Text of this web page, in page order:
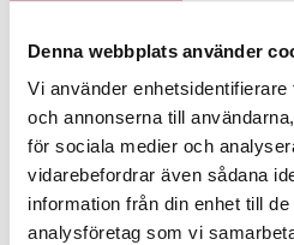
Denna webbplats använder
Vi använder
och annonserna till
för sociala medier och
vidarebefordrar även sådana
information från din enhet till
analysföretag som vi
More for
to export to the
of Mikronesia